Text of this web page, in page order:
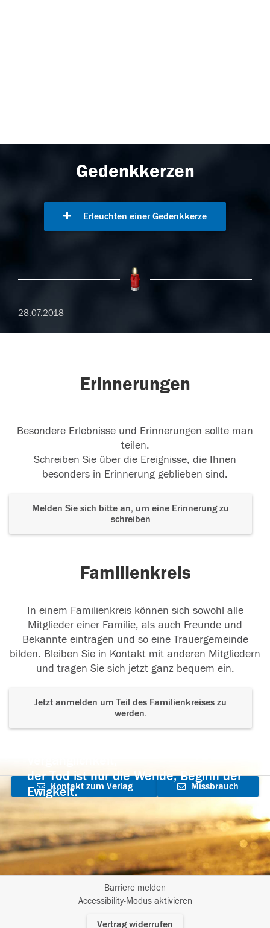
Gedenkkerzen
Erleuchten einer Gedenkkerze
28.07.2018
Erinnerungen
Besondere Erlebnisse und Erinnerungen sollte man
teilen.
Schreiben Sie über die Ereignisse, die Ihnen
besonders in Erinnerung geblieben sind.
Melden Sie sich bitte an, um eine Erinnerung zu
schreiben
Familienkreis
In einem Familienkreis können sich sowohl alle
Mitglieder einer Familie, als auch Freunde und
Bekannte eintragen und so eine Trauergemeinde
bilden. Bleiben Sie in Kontakt mit anderen Mitgliedern
und tragen Sie sich jetzt ganz bequem ein.
Jetzt anmelden um Teil des Familienkreises zu
werden.
der Tod ist nur die Wende, Beginn der
Ewigkeit.
Kontakt zum Verlag
aufnehmen
Missbrauch
Barriere melden
Accessibility-Modus aktivieren
Vertrag widerrufen